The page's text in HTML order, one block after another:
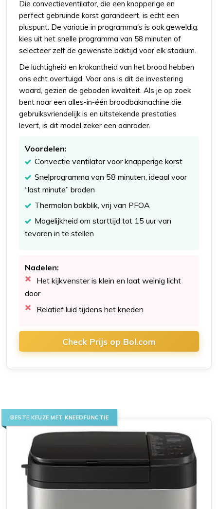
Die convectieventilator, die een knapperige en
perfect gebruinde korst garandeert, is echt een
pluspunt. De variatie in programma's is ook geweldig:
kies uit het snelle programma van 58 minuten of
selecteer zelf de gewenste baktijd voor elk stadium.
De luchtigheid en krokantheid van het brood hebben
ons echt overtuigd. Voor ons is dit de investering
waard, gezien de geboden kwaliteit. Als je op zoek
bent naar een alles-in-één broodbakmachine die
gebruiksvriendelijk is en uitstekende prestaties
levert, is dit model zeker een aanrader.
Voordelen:
Convectie ventilator voor knapperige korst
Snelprogramma van 58 minuten, ideaal voor
“last minute” broden
Thermolon bakblik, vrij van PFOA
Mogelijkheid om starttijd tot 15 uur van
tevoren in te stellen
Nadelen:
Het kijkvenster is klein en laat weinig licht
door
Relatief luid tijdens het kneden
Check Prijs op Bol.com
BESTE KEUZE MET KNEEDFUNCTIE